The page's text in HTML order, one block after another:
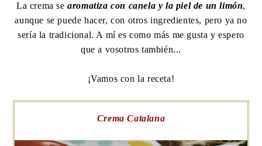
La crema se aromatiza con canela y la piel de un limón,
aunque se puede hacer, con otros ingredientes, pero ya no
sería la tradicional. A mí es como más me gusta y espero
que a vosotros también...
¡Vamos con la receta!
Crema Catalana